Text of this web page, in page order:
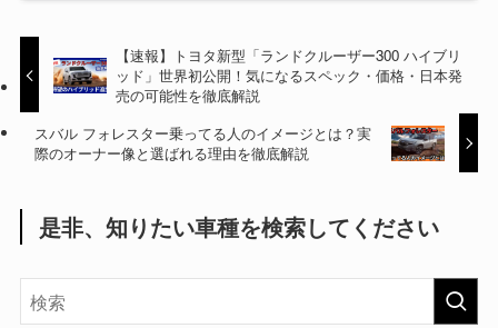
【速報】トヨタ新型「ランドクルーザー300 ハイブリ
ッド」世界初公開！気になるスペック・価格・日本発
売の可能性を徹底解説
スバル フォレスター乗ってる人のイメージとは？実
際のオーナー像と選ばれる理由を徹底解説
是非、知りたい車種を検索してください